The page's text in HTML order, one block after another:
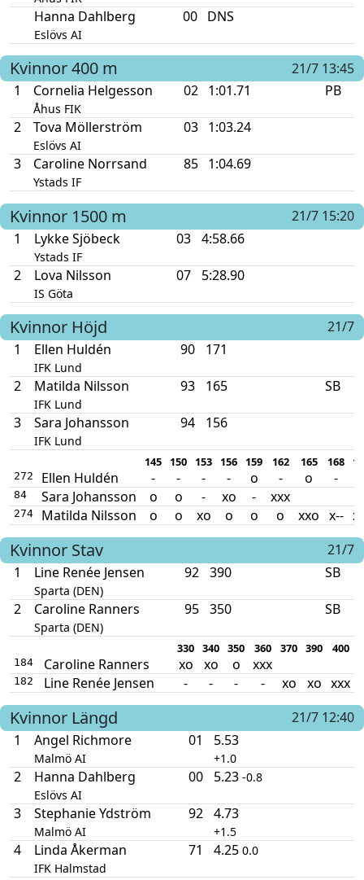
Hanna Dahlberg
Eslövs AI
00 DNS
Kvinnor400 m
21/7 13:45
1
Cornelia Helgesson
Åhus FIK
02 1:01.71 PB
2 Tova Möllerström
Eslövs AI
03 1:03.24
3 Caroline Norrsand
Ystads IF
85 1:04.69
Kvinnor 1500 m
21/7 15:20
1
Lykke Sjöbeck
Ystads IF
03 4:58.66
2 Lova Nilsson
IS Göta
07 5:28.90
Kvinnor Höjd
21/7
1
Ellen Huldén
IFK Lund
90 171
2 Matilda Nilsson
IFK Lund
93 165 SB
3 Sara Johansson
IFK Lund
94 156
145 150 153 156 159 162 165 168
272 Ellen Huldén - - - - o - o -
84 Sara Johansson o o - xo - xxx
274 Matilda Nilsson o o xo o o o xxo x--
Kvinnor Stav
21/7
1
Line Renée Jensen
Sparta (DEN)
92 390 SB
2 Caroline Ranners
Sparta (DEN)
95 350 SB
330 340 350 360 370 390 400
184 Caroline Ranners xo xo o xxx
182 Line Renée Jensen - - - - xo xo xxx
Kvinnor Längd
21/7 12:40
1
Angel Richmore
Malmö AI
01 5.53
+1.0
2 Hanna Dahlberg
Eslövs AI
00 5.23 -0.8
3 Stephanie Ydström
Malmö AI
92 4.73
+1.5
4 Linda Åkerman
IFK Halmstad
71 4.25 0.0